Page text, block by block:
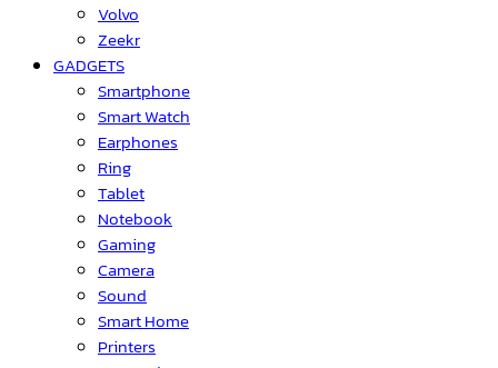
Volvo
Zeekr
GADGETS
Smartphone
Smart Watch
Earphones
Ring
Tablet
Notebook
Gaming
Camera
Sound
Smart Home
Printers